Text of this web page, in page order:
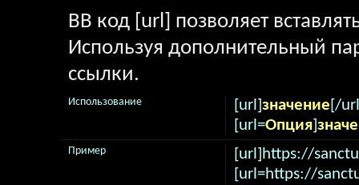
BB код [url] позволяет
Используя дополнительный
ссылки.
[url]значение[/
[url=Опция]
Использование
[url]https://
[url=https://
Пример